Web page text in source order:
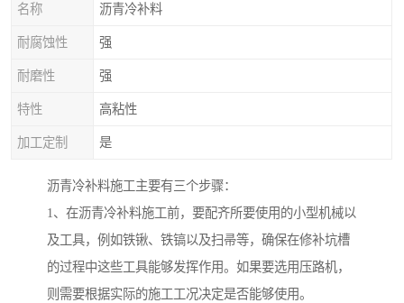
名称 沥青冷补料
耐腐蚀性 强
耐磨性 强
特性 高粘性
加工定制 是
沥青冷补料施工主要有三个步骤：
1、在沥青冷补料施工前，要配齐所要使用的小型机械以
及工具，例如铁锹、铁镐以及扫帚等，确保在修补坑槽
的过程中这些工具能够发挥作用。如果要选用压路机，
则需要根据实际的施工工况决定是否能够使用。